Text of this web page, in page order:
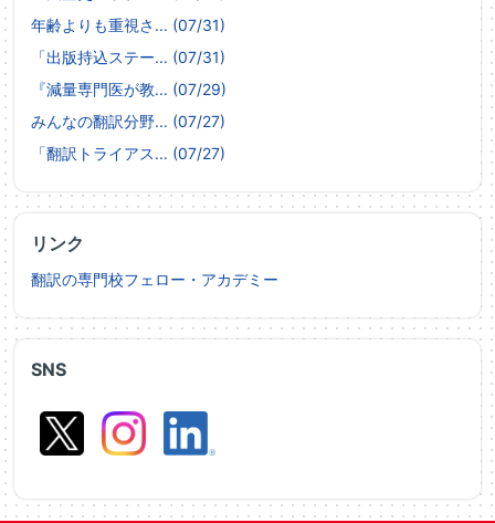
SNS
年齢よりも重視さ... (07/31)
「出版持込ステー... (07/31)
『減量専門医が教... (07/29)
みんなの翻訳分野... (07/27)
「翻訳トライアス... (07/27)
リンク
翻訳の専門校フェロー・アカデミー